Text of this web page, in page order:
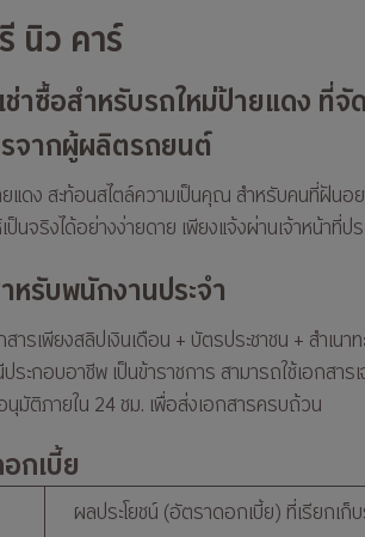
นิว คาร์
ช่าซื้อสำหรับรถใหม่ป้ายแดง ที่
จากผู้ผลิตรถยนต์
แดง สะท้อนสไตล์ความเป็นคุณ สำหรับคนที่ฝัน
ป็นจริงได้อย่างง่ายดาย เพียงแจ้งผ่านเจ้าหน้าที่
หรับพนักงานประจำ
สารเพียงสลิปเงินเดือน + บัตรประชาชน + สำเนาท
ะกอบอาชีพ เป็นข้าราชการ สามารถใช้เอกสา
มัติภายใน 24 ชม. เพื่อส่งเอกสารครบถ้วน
กเบี้ย
ผลประโยชน์ (อัตราดอกเบี้ย) ที่เรียกเก็